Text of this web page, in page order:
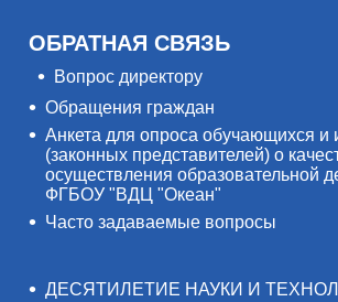
ОБРАТНАЯ СВЯЗЬ
Вопрос директору
Обращения граждан
Анкета для опроса обучающихся и
(законных представителей) о
осуществления образовательной
ФГБОУ "ВДЦ "Океан"
Часто задаваемые вопросы
ДЕСЯТИЛЕТИЕ НАУКИ И